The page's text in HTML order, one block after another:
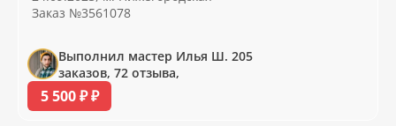
Заказ №3561078
Выполнил мастер Илья Ш. 205
заказов, 72 отзыва,
5 500 ₽ ₽